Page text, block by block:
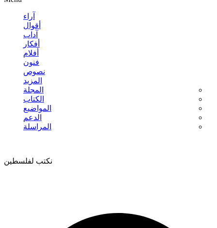
آراء
أقوال
آداب
أفكار
أفلام
فنون
نصوص
المزيد
المجلة
الكتاب
المواضيع
الدعم
المراسلة
نكتب لفلسطين